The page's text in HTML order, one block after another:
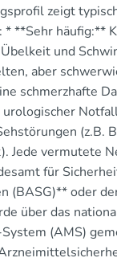
zeigt
**Sehr häufig:**
und
aber
schmerzhafte
urologischer
(z.B.
Jede vermutete
für
(BASG)** oder
über das
(AMS)